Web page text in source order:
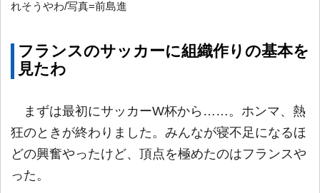
れそうやわ/写真=前島進
フランスのサッカーに組織作りの基本を
見たわ
まずは最初にサッカーW杯から……。ホンマ、熱
狂のときが終わりました。みんなが寝不足になるほ
どの興奮やったけど、頂点を極めたのはフランスや
った。